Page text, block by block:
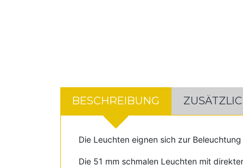
BESCHREIBUNG
Die Leuchten eignen sich zur
Die 51 mm schmalen Leuchten mit